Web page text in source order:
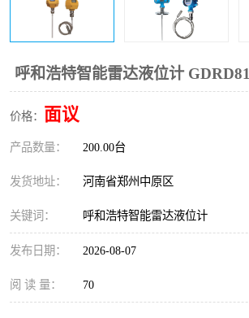
呼和浩特智能雷达液位计 GDRD81
价格： 面议
产品数量： 200.00台
发货地址： 河南省郑州中原区
关键词： 呼和浩特智能雷达液位计
发布日期： 2026-08-07
阅 读 量： 70
智能锅炉水位计